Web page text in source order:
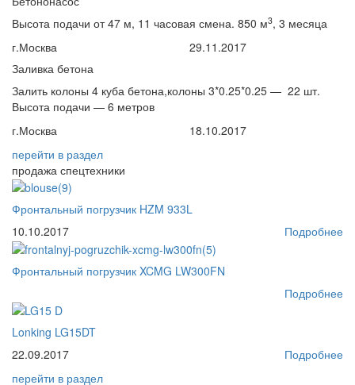
Высота подачи от 47 м, 11 часовая смена. 850 м3, 3 месяца
г.Москва
29.11.2017
Заливка бетона
Залить колоны 4 куба бетона,колоны 3*0.25*0.25 — 22 шт.
Высота подачи — 6 метров
г.Москва
18.10.2017
перейти в раздел
продажа спецтехники
Фронтальный погрузчик HZM 933L
10.10.2017
Подробнее
Фронтальный погрузчик XCMG LW300FN
Подробнее
Lonking LG15DT
22.09.2017
Подробнее
перейти в раздел